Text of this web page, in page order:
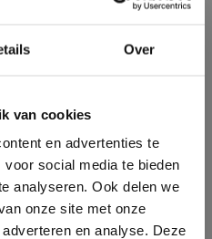
Over
van cookies
en advertenties te
social media te bieden
analyseren. Ook delen we
onze site met onze
en analyse. Deze
passende offerte
maakt
cookies.
deleted and is no
contact the website
cookies om de
te verbeteren. Door
onze website geeft u
alle cookies in
ons cookiebeleid.Lees